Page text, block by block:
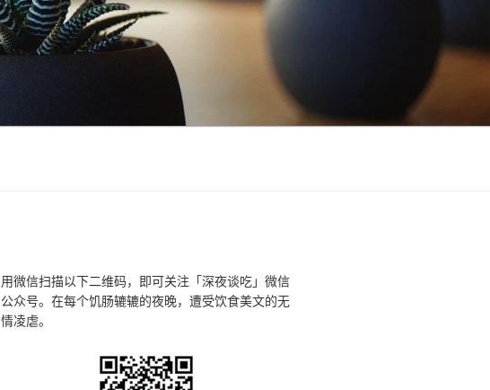
用微信扫描以下二维码，即可关注「深夜谈吃」微信
公众号。在每个饥肠辘辘的夜晚，遭受饮食美文的无
情凌虐。